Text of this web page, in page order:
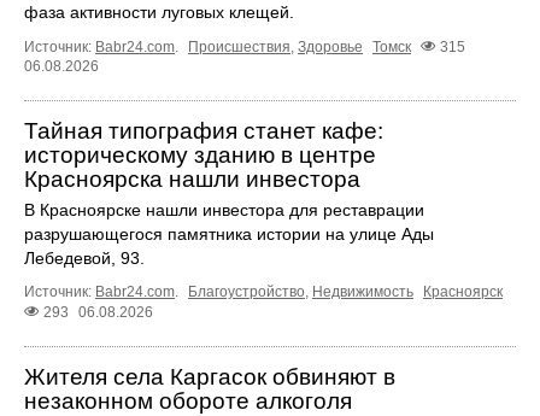
фаза активности луговых клещей.
Источник: Babr24.com. Происшествия, Здоровье Томск
315
06.08.2026
Тайная типография станет кафе:
историческому зданию в центре
Красноярска нашли инвестора
В Красноярске нашли инвестора для реставрации
разрушающегося памятника истории на улице Ады
Лебедевой, 93.
Источник: Babr24.com. Благоустройство, Недвижимость
Красноярск
293
06.08.2026
Жителя села Каргасок обвиняют в
незаконном обороте алкоголя